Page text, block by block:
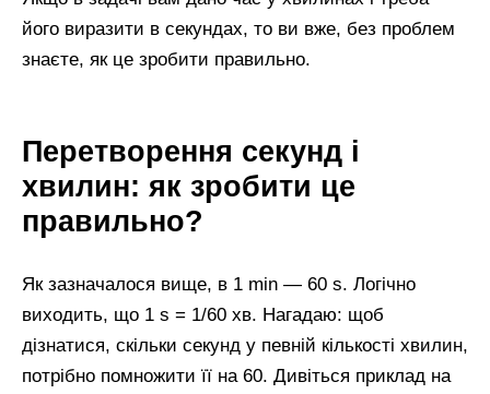
його виразити в секундах, то ви вже, без проблем
знаєте, як це зробити правильно.
Перетворення секунд і
хвилин: як зробити це
правильно?
Як зазначалося вище, в 1 min — 60 s. Логічно
виходить, що 1 s = 1/60 хв. Нагадаю: щоб
дізнатися, скільки секунд у певній кількості хвилин,
потрібно помножити її на 60. Дивіться приклад на